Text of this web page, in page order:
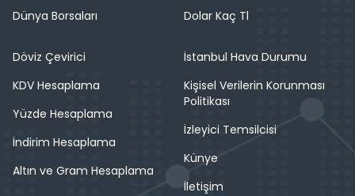
Dünya Borsaları
Dolar Kaç Tl
Döviz Çevirici
KDV Hesaplama
Yüzde Hesaplama
İndirim Hesaplama
Altın ve Gram Hesaplama
İstanbul Hava Durumu
Kişisel Verilerin Korunması
Politikası
İzleyici Temsilcisi
Künye
İletişim